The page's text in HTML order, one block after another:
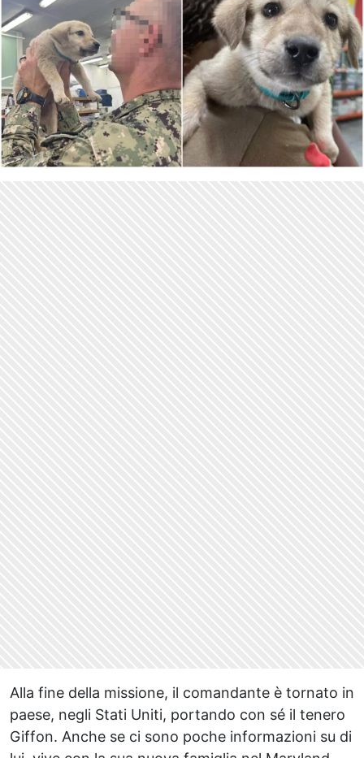
Alla fine della missione, il comandante è tornato in
paese, negli Stati Uniti, portando con sé il tenero
Giffon. Anche se ci sono poche informazioni su di